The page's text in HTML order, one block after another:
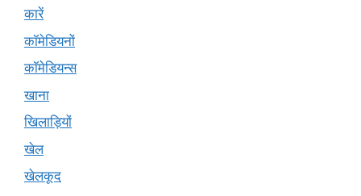
कारें
कॉमेडियनों
कॉमेडियन्स
खाना
खिलाड़ियों
खेल
खेलकूद